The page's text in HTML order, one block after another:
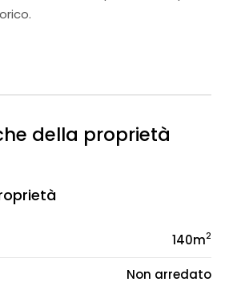
della proprietà
140m2
Non arredato